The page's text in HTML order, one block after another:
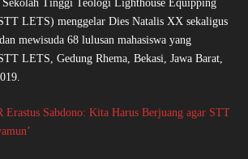
Sekolah Tinggi Teologi Lighthouse Equipping
LETS) menggelar Dies Natalis XX sekaligus
mewisuda 68 lulusan mahasiswa yang
LETS, Gedung Rhema, Bekasi, Jawa Barat,
Erastus Sabdono: Kita Harus Berjuang agar STT